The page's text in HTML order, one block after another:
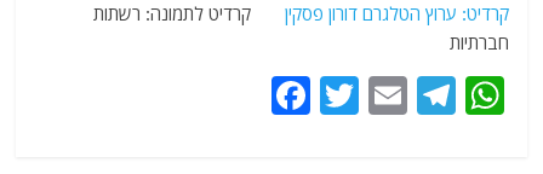
קרדיט: ערוץ הטלגרם דורון פסקין קרדיט לתמונה: רשתות
חברתיות
W
T
E
T